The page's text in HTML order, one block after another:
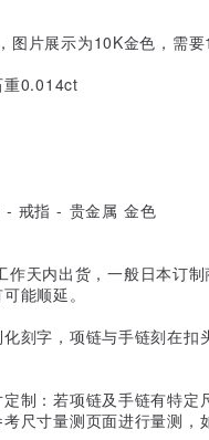
图片展示为10K金色，需
重0.014ct
作天内出货，一般日本订
能顺延。
化刻字，项链与手链刻在
定制：若项链及手链有特
尺寸量测页面进行量测